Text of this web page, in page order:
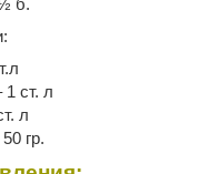
б.
ст. л
л
гр.